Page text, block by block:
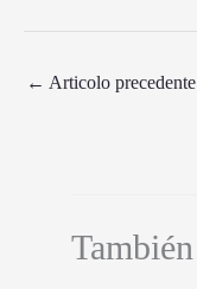
← Articolo precedente